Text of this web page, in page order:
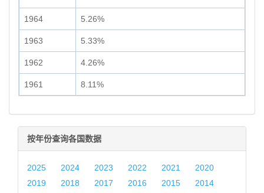
1964 5.26%
1963 5.33%
1962 4.26%
1961 8.11%
按年份查询各国数据
2025 2024 2023 2022 2021
2020
2019
2018 2017 2016 2015
2014